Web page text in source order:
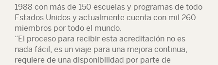
1988 con más de 150 escuelas y programas de todo
Estados Unidos y actualmente cuenta con mil 260
miembros por todo el mundo.
“El proceso para recibir esta acreditación no es
nada fácil, es un viaje para una mejora continua,
requiere de una disponibilidad por parte de